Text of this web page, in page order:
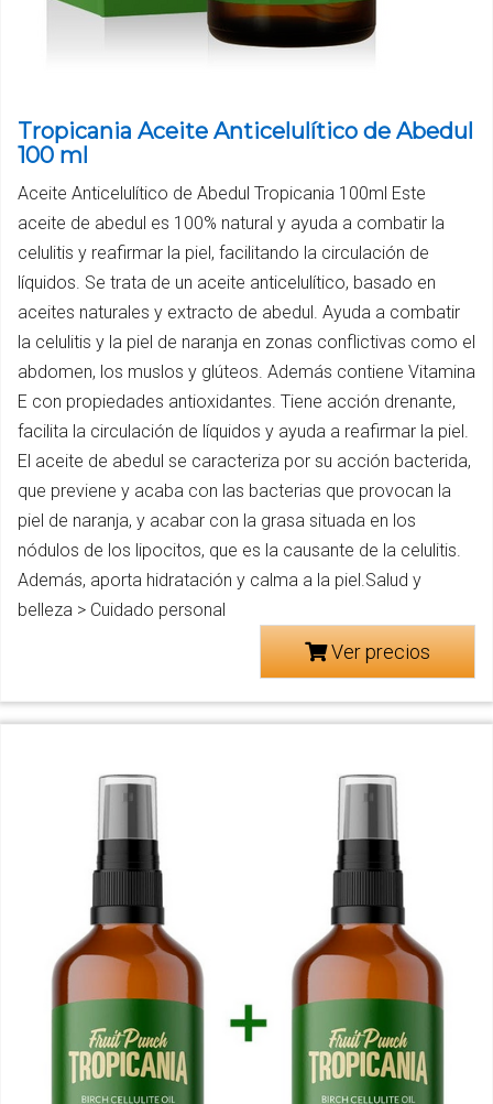
Tropicania Aceite Anticelulítico de Abedul
100 ml
Aceite Anticelulítico de Abedul Tropicania 100ml Este
aceite de abedul es 100% natural y ayuda a combatir la
celulitis y reafirmar la piel, facilitando la circulación de
líquidos. Se trata de un aceite anticelulítico, basado en
aceites naturales y extracto de abedul. Ayuda a combatir
la celulitis y la piel de naranja en zonas conflictivas como el
abdomen, los muslos y glúteos. Además contiene Vitamina
E con propiedades antioxidantes. Tiene acción drenante,
facilita la circulación de líquidos y ayuda a reafirmar la piel.
El aceite de abedul se caracteriza por su acción bacterida,
que previene y acaba con las bacterias que provocan la
piel de naranja, y acabar con la grasa situada en los
nódulos de los lipocitos, que es la causante de la celulitis.
Además, aporta hidratación y calma a la piel.Salud y
belleza > Cuidado personal
Ver precios